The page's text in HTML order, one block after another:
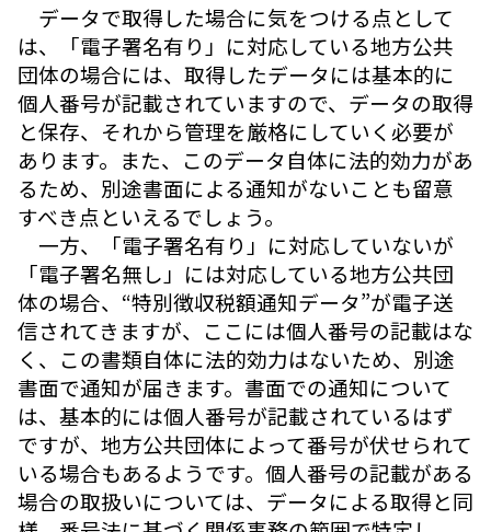
データで取得した場合に気をつける点として
は、「電子署名有り」に対応している地方公共
団体の場合には、取得したデータには基本的に
個人番号が記載されていますので、データの取得
と保存、それから管理を厳格にしていく必要が
あります。また、このデータ自体に法的効力があ
るため、別途書面による通知がないことも留意
すべき点といえるでしょう。
一方、「電子署名有り」に対応していないが
「電子署名無し」には対応している地方公共団
体の場合、“特別徴収税額通知データ”が電子送
信されてきますが、ここには個人番号の記載はな
く、この書類自体に法的効力はないため、別途
書面で通知が届きます。書面での通知について
は、基本的には個人番号が記載されているはず
ですが、地方公共団体によって番号が伏せられて
いる場合もあるようです。個人番号の記載がある
場合の取扱いについては、データによる取得と同